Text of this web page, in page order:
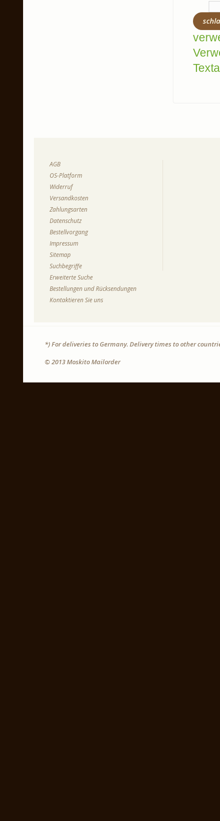
AGB
OS-Platform
Widerruf
Versandkosten
Zahlungsarten
Datenschutz
Bestellvorgang
Impressum
Sitemap
Suchbegriffe
Erweiterte Suche
Bestellungen und Rücksendungen
Kontaktieren Sie uns
*) For deliveries to Germany. Delivery times to other
© 2013 Moskito Mailorder